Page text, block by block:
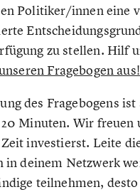
Politiker/innen eine
zu stellen. Hilf
Fragebogen aus!
des Fragebogens
Minuten. Wir freuen
investierst. Leite
in deinem Netzwerk
teilnehmen,